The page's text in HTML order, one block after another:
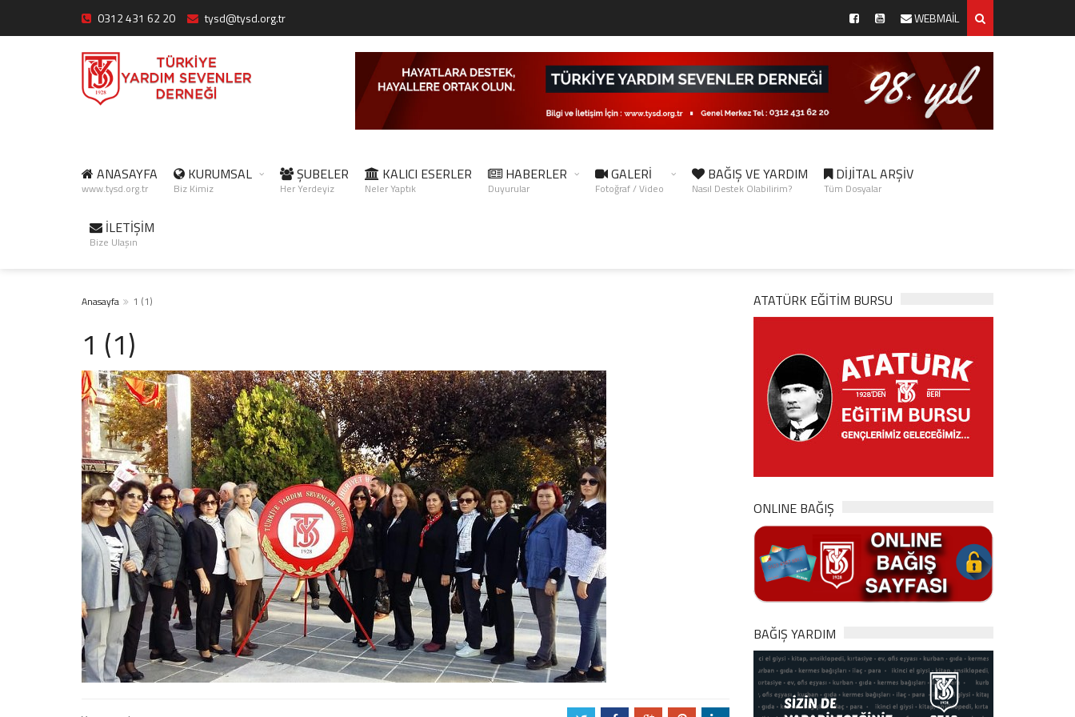
0312 431 62 20 tysd@tysd.org.tr WEBMAİL
ANASAYFA
www.tysd.org.tr
KURUMSAL
Biz Kimiz
ŞUBELER
Her Yerdeyiz
KALICI ESERLER
Neler Yaptık
HABERLER
Duyurular
GALERİ
Fotoğraf / Video
BAĞIŞ VE YARDIM
Nasıl Destek Olabilirim?
DİJİTAL ARŞİV
Tüm Dosyalar
İLETİŞİM
Bize Ulaşın
Anasayfa 1 (1)
1 (1)
ATATÜRK EĞITIM BURSU
ONLINE BAĞIŞ
BAĞIŞ YARDIM